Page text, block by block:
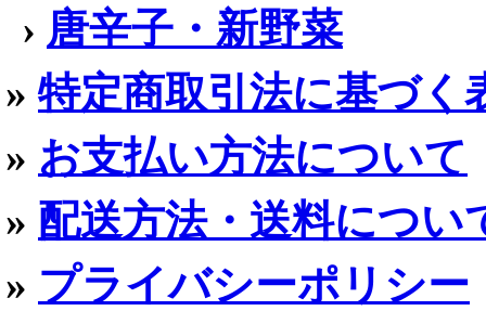
› 唐辛子・新野菜
» 特定商取引法に基づく
» お支払い方法について
» 配送方法・送料につい
» プライバシーポリシー